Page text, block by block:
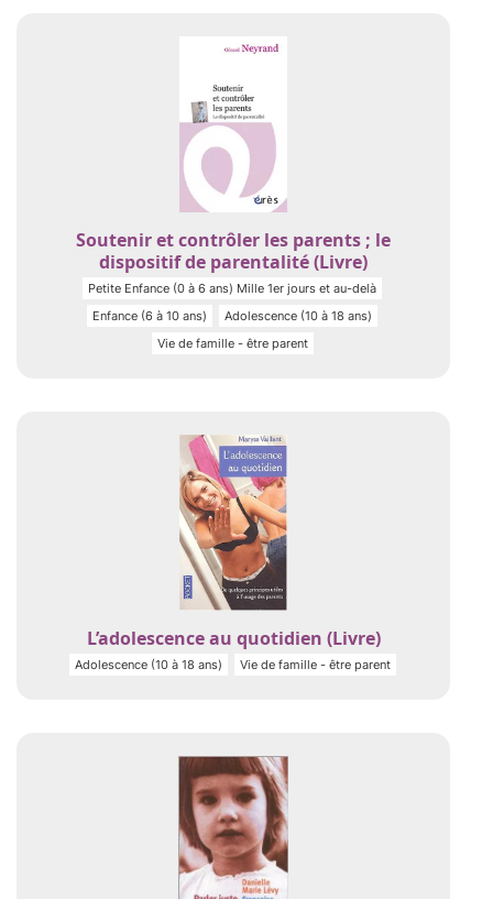
Soutenir et contrôler les parents ; le
dispositif de parentalité (Livre)
Petite Enfance (0 à 6 ans) Mille 1er jours et au-delà
Enfance (6 à 10 ans)
Adolescence (10 à 18 ans)
Vie de famille - être parent
L’adolescence au quotidien (Livre)
Adolescence (10 à 18 ans) Vie de famille - être parent